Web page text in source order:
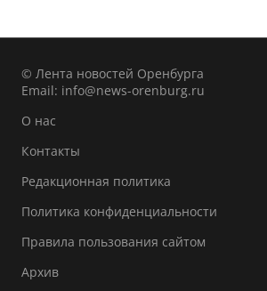
© Лента новостей Оренбурга
Email: info@news-orenburg.ru
О нас
Контакты
Редакционная политика
Политика конфиденциальности
Правила пользования сайтом
Архив